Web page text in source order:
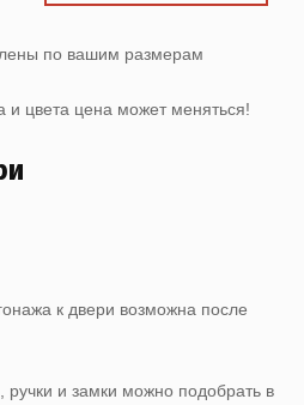
по вашим размерам
и цвета цена может меняться!
к двери возможна после
ручки и замки можно подобрать в